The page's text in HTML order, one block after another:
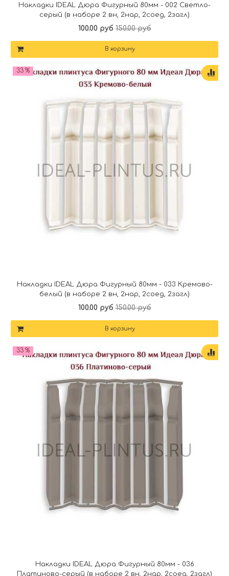
Накладки IDEAL Дюра Фигурный 80мм - 002 Светло-
серый (в наборе 2 вн, 2нар, 2соед, 2загл)
100.00 руб 150.00 руб
В корзину
33 %
Накладки IDEAL Дюра Фигурный 80мм - 033 Кремово-
белый (в наборе 2 вн, 2нар, 2соед, 2загл)
100.00 руб 150.00 руб
В корзину
33 %
Накладки IDEAL Дюра Фигурный 80мм - 036
Платиново-серый (в наборе 2 вн, 2нар, 2соед, 2загл)